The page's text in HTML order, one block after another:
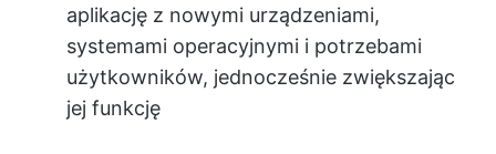
aplikację z nowymi urządzeniami,
systemami operacyjnymi i potrzebami
użytkowników, jednocześnie zwiększając
jej funkcję